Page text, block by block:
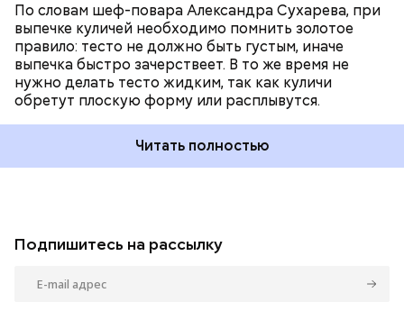
По словам шеф-повара Александра Сухарева, при
выпечке куличей необходимо помнить золотое
правило: тесто не должно быть густым, иначе
выпечка быстро зачерствеет. В то же время не
нужно делать тесто жидким, так как куличи
обретут плоскую форму или расплывутся.
Читать полностью
Подпишитесь на рассылку